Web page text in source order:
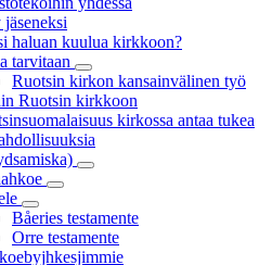
haluan kuulua kirkkoon?
tarvitaan
Ruotsin kirkon kansainvälinen työ
Ruotsin kirkkoon
kirkossa antaa tukea
Båeries testamente
Orre testamente